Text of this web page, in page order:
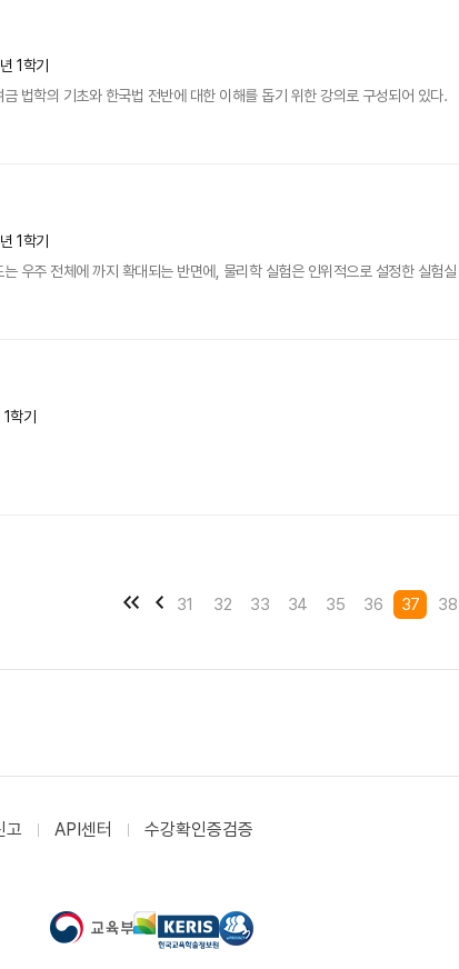
1학기
법학의 기초와 한국법 전반에 대한 이해를 돕기 위한 강의로 구성되어 있다.
1학기
우주 전체에 까지 확대되는 반면에, 물리학 실험은 인위적으로 설정한 실험
학기
31 32 33 34 35 36 37 38
고 API센터 수강확인증검증